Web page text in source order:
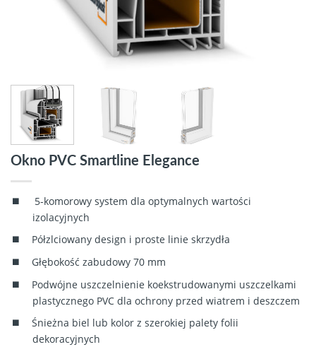
Okno PVC Smartline Elegance
5-komorowy system dla optymalnych wartości
izolacyjnych
Półzlciowany design i proste linie skrzydła
Głębokość zabudowy 70 mm
Podwójne uszczelnienie koekstrudowanymi uszczelkami
plastycznego PVC dla ochrony przed wiatrem i deszczem
Śnieżna biel lub kolor z szerokiej palety folii
dekoracyjnych